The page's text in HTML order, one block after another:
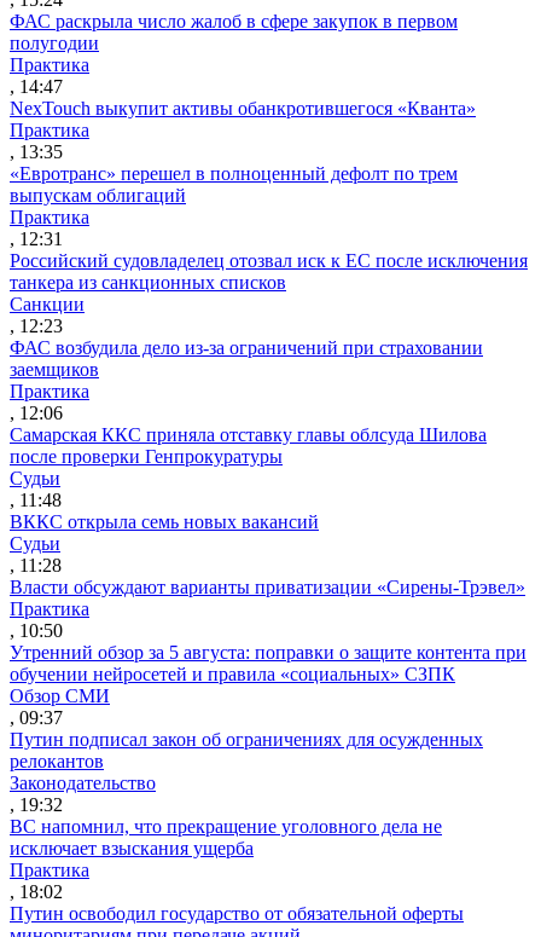
ФАС раскрыла число жалоб в сфере закупок в первом
полугодии
Практика
, 14:47
NexTouch выкупит активы обанкротившегося «Кванта»
Практика
, 13:35
«Евротранс» перешел в полноценный дефолт по трем
выпускам облигаций
Практика
, 12:31
Российский судовладелец отозвал иск к ЕС после исключения
танкера из санкционных списков
Санкции
, 12:23
ФАС возбудила дело из-за ограничений при страховании
заемщиков
Практика
, 12:06
Самарская ККС приняла отставку главы облсуда Шилова
после проверки Генпрокуратуры
Судьи
, 11:48
ВККС открыла семь новых вакансий
Судьи
, 11:28
Власти обсуждают варианты приватизации «Сирены-Трэвел»
Практика
, 10:50
Утренний обзор за 5 августа: поправки о защите контента при
обучении нейросетей и правила «социальных» СЗПК
Обзор СМИ
, 09:37
Путин подписал закон об ограничениях для осужденных
релокантов
Законодательство
, 19:32
ВС напомнил, что прекращение уголовного дела не
исключает взыскания ущерба
Практика
, 18:02
Путин освободил государство от обязательной оферты